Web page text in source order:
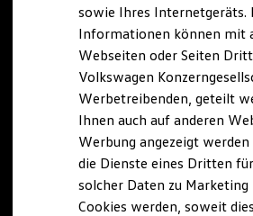
Werkbesichtigung
Lifestyle Shop
T-Roc Kollektion
Golf Kollektion
ID. Kollektion
Volkswagen Kollektion
R-Kollektion
GTI Kollektion
Fußball Drop
we drive football
#wedriveproud
Besitzer und Service
sowie Ihres Internetgeräts.
Informationen können mit
Webseiten oder Seiten
Volkswagen
Werbetreibenden, geteilt
Ihnen auch auf anderen
Werbung angezeigt
die Dienste eines Dritten
solcher Daten zu Marketing
Cookies werden, soweit